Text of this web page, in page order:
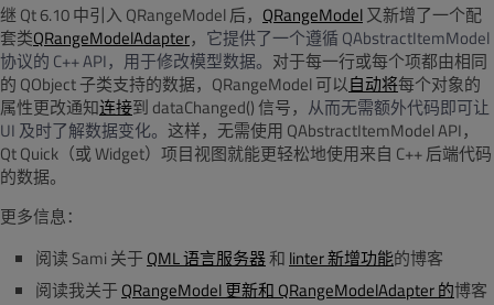
继 Qt 6.10 中引入 QRangeModel 后， QRangeModel又新增了一个配
套类QRangeModelAdapter， 它提供了一个遵循 QAbstractItemModel
协议的 C++ API，用于修改模型数据。 对于每一行或每个项都由相同
的 QObject 子类支持的数据，QRangeModel 可以自动将每个对象的
属性更改通知连接到 dataChanged() 信号， 从而无需额外代码即可让
UI 及时了解数据变化。 这样，无需使用 QAbstractItemModel API，
Qt Quick（或 Widget）项目视图就能更轻松地使用来自 C++ 后端代码
的数据。
更多信息：
阅读 Sami 关于 QML 语言服务器和 linter 新增功能的博客
阅读我关于 QRangeModel 更新和 QRangeModelAdapter 的博客